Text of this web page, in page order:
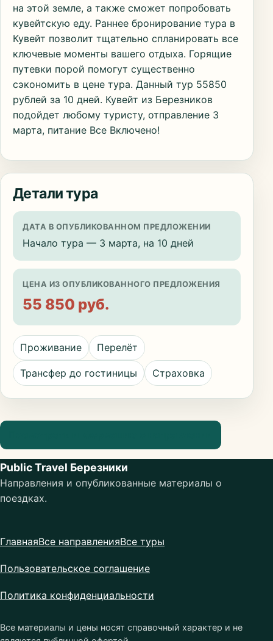
на этой земле, а также сможет попробовать
кувейтскую еду. Раннее бронирование тура в
Кувейт позволит тщательно спланировать все
ключевые моменты вашего отдыха. Горящие
путевки порой помогут существенно
сэкономить в цене тура. Данный тур 55850
рублей за 10 дней. Кувейт из Березников
подойдет любому туристу, отправление 3
марта, питание Все Включено!
Детали тура
ДАТА В ОПУБЛИКОВАННОМ ПРЕДЛОЖЕНИИ
Начало тура — 3 марта, на 10 дней
ЦЕНА ИЗ ОПУБЛИКОВАННОГО ПРЕДЛОЖЕНИЯ
55 850 руб.
Проживание Перелёт
Трансфер до гостиницы Страховка
Public Travel Березники
Направления и опубликованные материалы о
поездках.
ГлавнаяВсе направленияВсе туры
Пользовательское соглашение
Политика конфиденциальности
Все материалы и цены носят справочный характер и не